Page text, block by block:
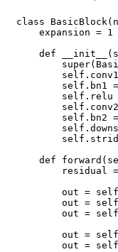
class BasicBlock(
    expansion
= 1
def
__init__ (
super(
        self
.
        self
. bn1 =
        self
. relu
        self
.
        self
. bn2 =
        self
.
        self
.
def
forward (
        residual
=
        out
= self
        out
= self
        out
= self
        out
= self
        out
= self